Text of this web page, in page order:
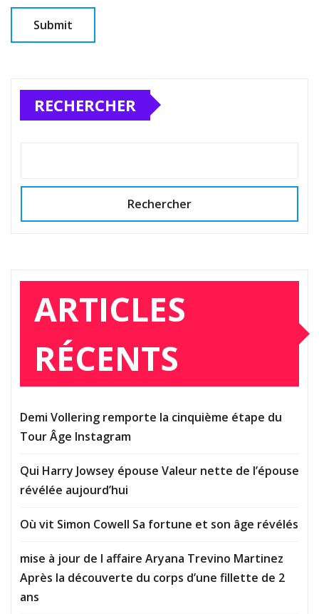
RECHERCHER
Rechercher
ARTICLES
RÉCENTS
Demi Vollering remporte la cinquième étape du
Tour Âge Instagram
Qui Harry Jowsey épouse Valeur nette de l’épouse
révélée aujourd’hui
Où vit Simon Cowell Sa fortune et son âge révélés
mise à jour de l affaire Aryana Trevino Martinez
Après la découverte du corps d’une fillette de 2
ans